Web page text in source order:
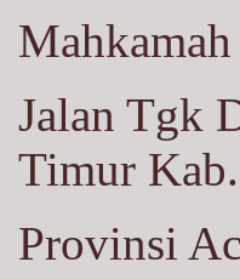
Jalan Tgk
Timur
Provinsi